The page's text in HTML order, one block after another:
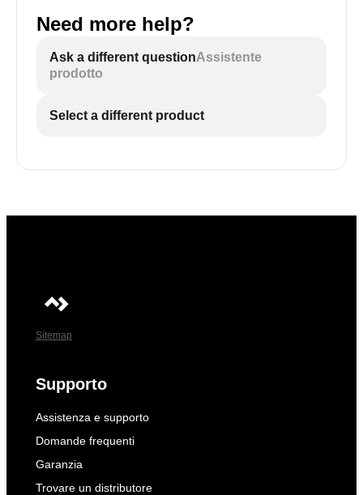
Need more help?
Ask a different questionAssistente
prodotto
Select a different product
Sitemap
Supporto
Assistenza e supporto
Domande frequenti
Garanzia
Trovare un distributore